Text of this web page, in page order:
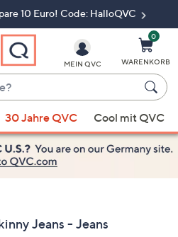
10 Euro! Code: HalloQVC
MEIN QVC
0
WARENKORB
30 Jahre QVC Cool mit QVC
Jeans - Jeans